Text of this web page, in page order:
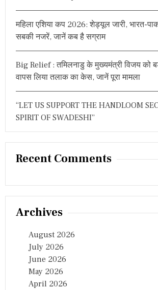
महिला एशिया कप 2026: शेड्यूल जारी, भारत-
सबकी नजरें, जानें कब है सग्राम
Big Relief : तमिलनाडु के मुख्यमंत्री विजय को
वापस लिया तलाक का केस, जानें पूरा मामला
“LET US SUPPORT THE HANDLOOM
SPIRIT OF SWADESHI”
Recent Comments
Archives
August 2026
July 2026
June 2026
May 2026
April 2026